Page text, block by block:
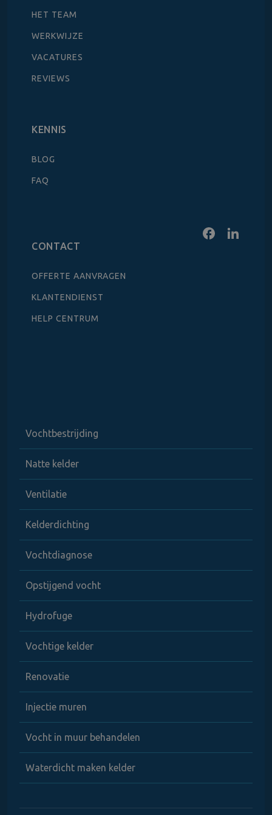
HET TEAM
WERKWIJZE
VACATURES
REVIEWS
KENNIS
BLOG
FAQ
CONTACT
OFFERTE AANVRAGEN
KLANTENDIENST
HELP CENTRUM
Vochtbestrijding
Natte kelder
Ventilatie
Kelderdichting
Vochtdiagnose
Opstijgend vocht
Hydrofuge
Vochtige kelder
Renovatie
Injectie muren
Vocht in muur behandelen
Waterdicht maken kelder